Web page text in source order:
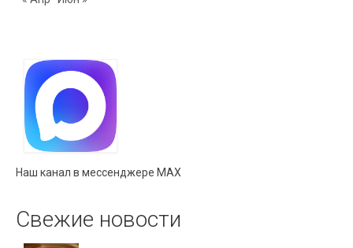
Наш канал в мессенджере MAX
Свежие новости